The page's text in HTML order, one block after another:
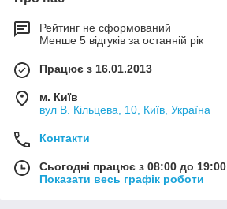
Рейтинг не сформований
Менше 5 відгуків за останній рік
Працює з 16.01.2013
м. Київ
вул В. Кільцева, 10, Київ, Україна
Контакти
Сьогодні працює з 08:00 до 19:00
Показати весь графік роботи